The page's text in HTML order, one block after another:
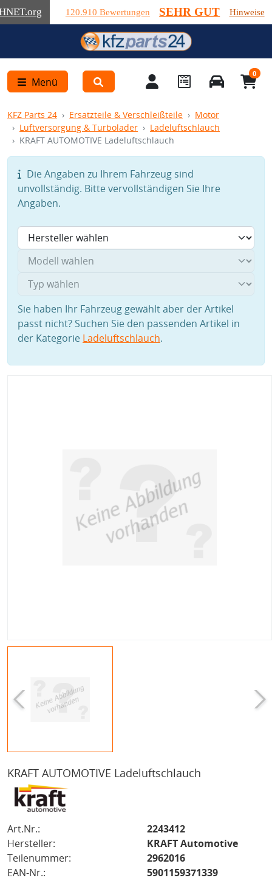
.org 120.910 Bewertungen SEHR GUT Hinweise
Menü
0
KFZ Parts 24 Ersatzteile & Verschleißteile
Motor
Luftversorgung & Turbolader
Ladeluftschlauch
KRAFT AUTOMOTIVE Ladeluftschlauch
Die Angaben zu Ihrem Fahrzeug sind
unvollständig. Bitte vervollständigen Sie Ihre
Angaben.
Sie haben Ihr Fahrzeug gewählt aber der Artikel
passt nicht? Suchen Sie den passenden Artikel in
der Kategorie Ladeluftschlauch.
KRAFT AUTOMOTIVE Ladeluftschlauch
Art.Nr.:
2243412
Hersteller:
KRAFT Automotive
Teilenummer:
2962016
EAN-Nr.:
5901159371339